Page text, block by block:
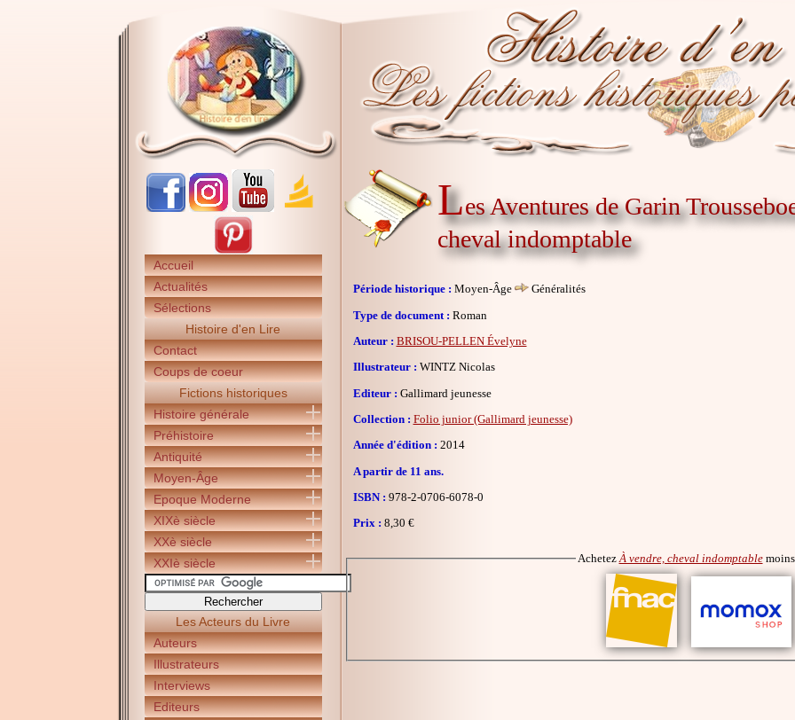
Accueil
Actualités
Sélections
Histoire d'en Lire
Contact
Coups de coeur
Fictions historiques
Histoire générale
Préhistoire
Antiquité
Moyen-Âge
Epoque Moderne
XIXè siècle
XXè siècle
XXIè siècle
Les Acteurs du Livre
Auteurs
Illustrateurs
Interviews
Editeurs
Les Aventures de Garin
cheval indomptable
Période historique : Moyen-Âge
Généralités
Type de document : Roman
Auteur : BRISOU-PELLEN Évelyne
Illustrateur : WINTZ Nicolas
Editeur : Gallimard jeunesse
Collection : Folio junior (Gallimard jeunesse)
Année d'édition : 2014
A partir de 11 ans.
ISBN : 978-2-0706-6078-0
Prix : 8,30 €
Achetez À vendre, cheval indomptable